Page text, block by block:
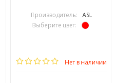
Производитель:
ASL
Выберите цвет:
Нет в наличии